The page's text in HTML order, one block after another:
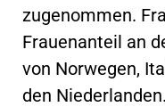
zugenommen.
Frauenanteil an
von Norwegen,
den